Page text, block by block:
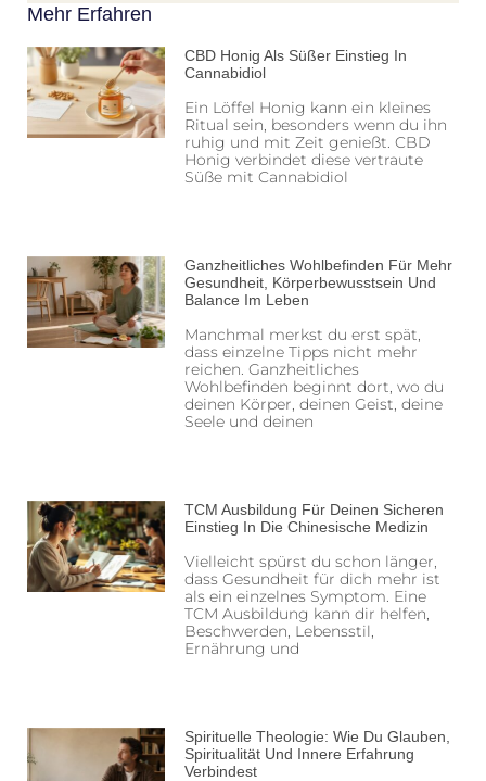
Mehr Erfahren
CBD Honig Als Süßer Einstieg In
Cannabidiol
Ein Löffel Honig kann ein kleines
Ritual sein, besonders wenn du ihn
ruhig und mit Zeit genießt. CBD
Honig verbindet diese vertraute
Süße mit Cannabidiol
Ganzheitliches Wohlbefinden Für Mehr
Gesundheit, Körperbewusstsein Und
Balance Im Leben
Manchmal merkst du erst spät,
dass einzelne Tipps nicht mehr
reichen. Ganzheitliches
Wohlbefinden beginnt dort, wo du
deinen Körper, deinen Geist, deine
Seele und deinen
TCM Ausbildung Für Deinen Sicheren
Einstieg In Die Chinesische Medizin
Vielleicht spürst du schon länger,
dass Gesundheit für dich mehr ist
als ein einzelnes Symptom. Eine
TCM Ausbildung kann dir helfen,
Beschwerden, Lebensstil,
Ernährung und
Spirituelle Theologie: Wie Du Glauben,
Spiritualität Und Innere Erfahrung
Verbindest